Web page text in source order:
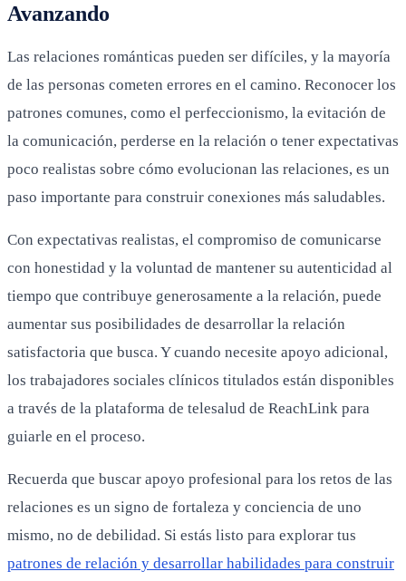
Avanzando
Las relaciones románticas pueden ser difíciles, y la mayoría
de las personas cometen errores en el camino. Reconocer los
patrones comunes, como el perfeccionismo, la evitación de
la comunicación, perderse en la relación o tener expectativas
poco realistas sobre cómo evolucionan las relaciones, es un
paso importante para construir conexiones más saludables.
Con expectativas realistas, el compromiso de comunicarse
con honestidad y la voluntad de mantener su autenticidad al
tiempo que contribuye generosamente a la relación, puede
aumentar sus posibilidades de desarrollar la relación
satisfactoria que busca. Y cuando necesite apoyo adicional,
los trabajadores sociales clínicos titulados están disponibles
a través de la plataforma de telesalud de ReachLink para
guiarle en el proceso.
Recuerda que buscar apoyo profesional para los retos de las
relaciones es un signo de fortaleza y conciencia de uno
mismo, no de debilidad. Si estás listo para explorar tus
patrones de relación y desarrollar habilidades para construir